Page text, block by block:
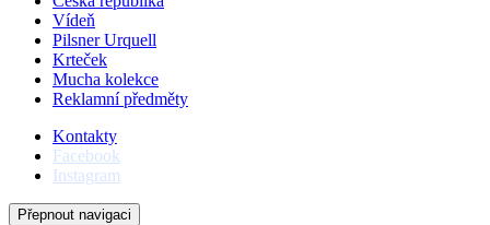
Vídeň
Pilsner Urquell
Krteček
Mucha kolekce
Reklamní předměty
Kontakty
Facebook
Instagram
Přepnout navigaci